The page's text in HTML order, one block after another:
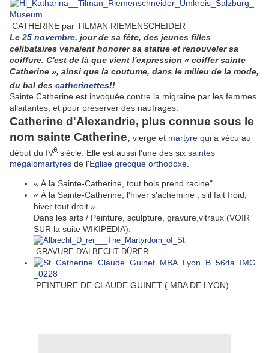
CATHERINE par TILMAN RIEMENSCHEIDER
Le 25 novembre, jour de sa fête, des jeunes filles
célibataires venaient honorer sa statue et renouveler sa
coiffure. C'est de là que vient l'expression « coiffer sainte
Catherine », ainsi que la coutume, dans le milieu de la mode,
du bal des catherinettes!!
Sainte Catherine est invoquée contre la migraine par les femmes
allaitantes, et pour préserver des naufrages.
Catherine d'Alexandrie, plus connue sous le
nom sainte Catherine, vierge et martyre qui a vécu au
début du IVe siècle. Elle est aussi l'une des six saintes
mégalomartyres de l'Église grecque orthodoxe.
« À la Sainte-Catherine, tout bois prend racine"
« À la Sainte-Catherine, l'hiver s'achemine ; s'il fait froid,
hiver tout droit »
Dans les arts / Peinture, sculpture, gravure,vitraux (VOIR
SUR la suite WIKIPEDIA).
GRAVURE D'ALBECHT DÜRER
PEINTURE DE CLAUDE GUINET ( MBA DE LYON)